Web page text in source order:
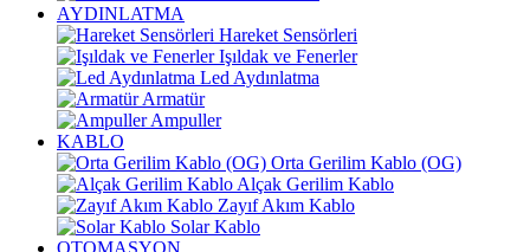
AYDINLATMA
Hareket Sensörleri
Işıldak ve Fenerler
Led Aydınlatma
Armatür
Ampuller
KABLO
Orta Gerilim Kablo (OG)
Alçak Gerilim Kablo
Zayıf Akım Kablo
Solar Kablo
OTOMASYON